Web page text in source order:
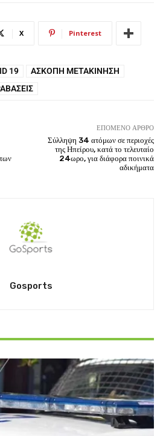
X Pinterest
19
ΆΣΚΟΠΗ ΜΕΤΑΚΊΝΗΣΗ
ΕΠΌΜΕΝΟ ΆΡΘΡΟ
Σύλληψη 34 ατόμων σε περιοχές
της Ηπείρου, κατά το τελευταίο
24ωρο, για διάφορα ποινικά
αδικήματα
Gosports